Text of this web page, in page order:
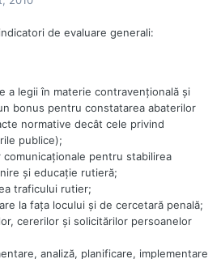
de evaluare generali:
a legii în materie contravenţională şi
bonus pentru constatarea abaterilor
normative decât cele privind
publice);
comunicaţionale pentru stabilirea
şi educaţie rutieră;
traficului rutier;
la faţa locului şi de cercetară penală;
cererilor şi solicitărilor persoanelor
analiză, planificare, implementare